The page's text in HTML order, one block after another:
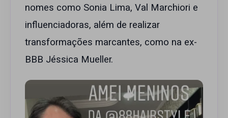
nomes como Sonia Lima, Val Marchiori e
influenciadoras, além de realizar
transformações marcantes, como na ex-
BBB Jéssica Mueller.